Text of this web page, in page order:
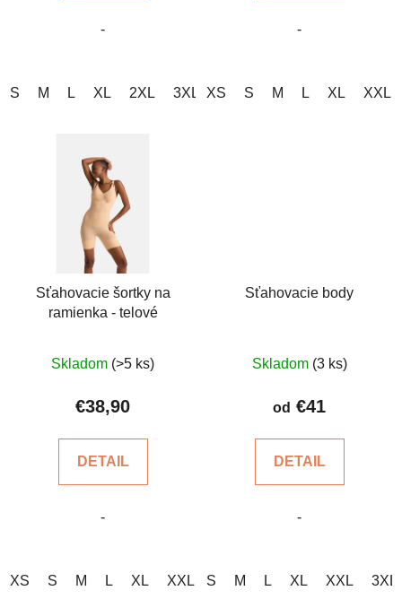
hviezdičiek.
-
S M L XL 2XL 3XL
hviezdičiek.
-
XS S M L XL XXL
Sťahovacie šortky na
ramienka - telové
hodnotenie
produktu
z
hviezdičiek.
Skladom (>5 ks)
€38,90
DETAIL
-
XS S M L XL XXL
Sťahovacie body
hodnotenie
produktu
z
hviezdičiek.
Skladom (3 ks)
od €41
DETAIL
-
S M L XL XXL 3XL